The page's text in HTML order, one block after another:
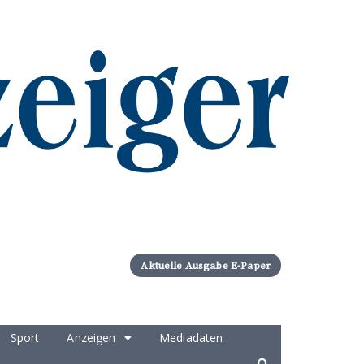
Aktuelle Ausgabe E-Paper
Sport Anzeigen
Mediadaten